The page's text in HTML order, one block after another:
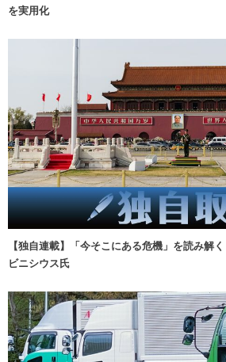
を実用化
【独自連載】「今そこにある危機」を読み解
ビニシウス氏